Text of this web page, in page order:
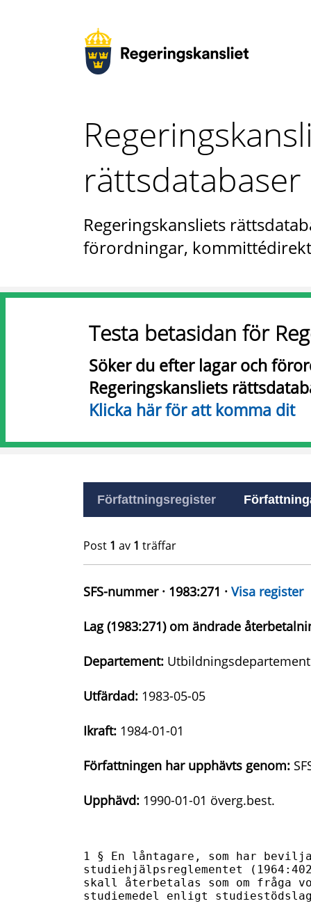
rättsdatabaser
Regeringskansliets
förordningar,
Testa betasidan för
Söker du efter lagar och
Regeringskansliets
Klicka här för att komma dit
Författningsregister
Post 1 av 1 träffar
SFS-nummer · 1983:271 · Visa register
Lag (1983:271) om ändrade
Departement:
Utfärdad: 1983-05-05
Ikraft: 1984-01-01
Författningen har upphävts genom:
Upphävd: 1990-01-01 överg.best.
1 § En låntagare, som har
studiehjälpsreglementet
skall återbetalas som om fråga
studiemedel enligt